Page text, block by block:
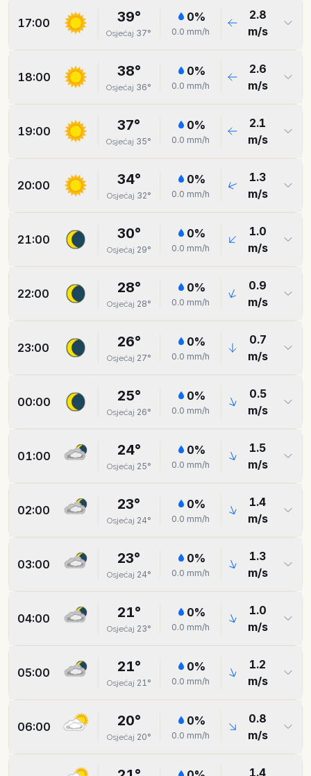
17:00 39°
Osjećaj 37°
0%
0.0 mm/h
2.8
m/s
18:00 38°
Osjećaj 36°
0%
0.0 mm/h
2.6
m/s
19:00 37°
Osjećaj 35°
0%
0.0 mm/h
2.1
m/s
20:00 34°
Osjećaj 32°
0%
0.0 mm/h
1.3
m/s
21:00 30°
Osjećaj 29°
0%
0.0 mm/h
1.0
m/s
22:00 28°
Osjećaj 28°
0%
0.0 mm/h
0.9
m/s
23:00 26°
Osjećaj 27°
0%
0.0 mm/h
0.7
m/s
00:00 25°
Osjećaj 26°
0%
0.0 mm/h
0.5
m/s
01:00 24°
Osjećaj 25°
0%
0.0 mm/h
1.5
m/s
02:00 23°
Osjećaj 24°
0%
0.0 mm/h
1.4
m/s
03:00 23°
Osjećaj 24°
0%
0.0 mm/h
1.3
m/s
04:00 21°
Osjećaj 23°
0%
0.0 mm/h
1.0
m/s
05:00 21°
Osjećaj 21°
0%
0.0 mm/h
1.2
m/s
06:00 20°
Osjećaj 20°
0%
0.0 mm/h
0.8
m/s
1.4